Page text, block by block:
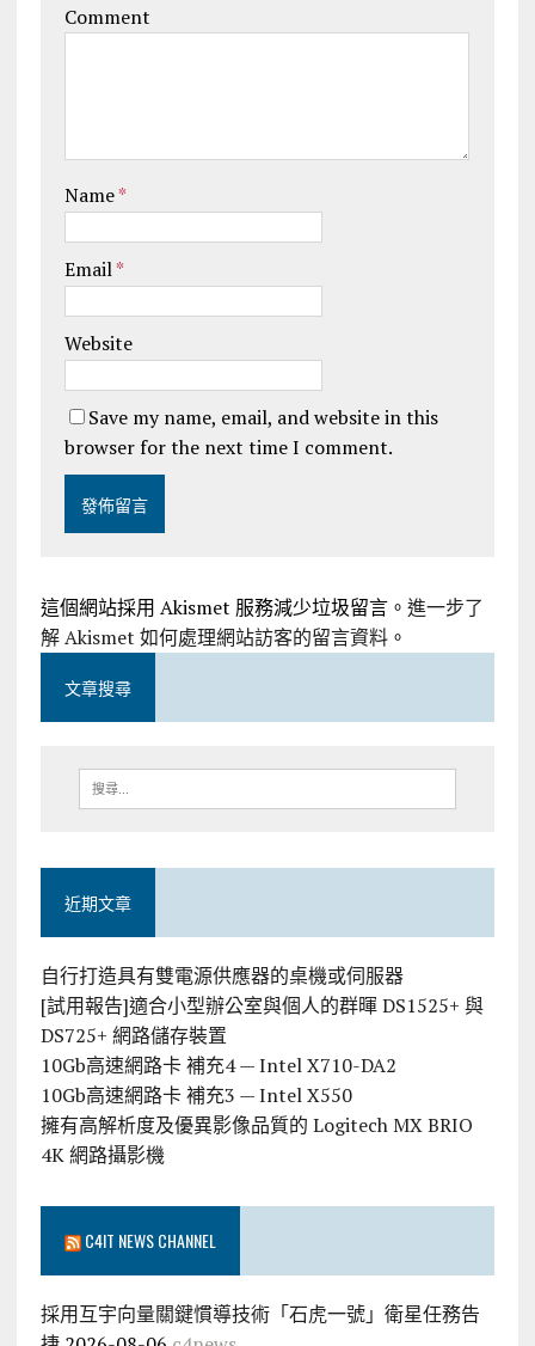
Comment
Name*
Email*
Website
Save my name, email, and website in this
browser for the next time I comment.
這個網站採用 Akismet 服務減少垃圾留言。 進一步了
解 Akismet 如何處理網站訪客的留言資料。
文章搜尋
近期文章
自行打造具有雙電源供應器的桌機或伺服器
[試用報告]適合小型辦公室與個人的群暉 DS1525+ 與
DS725+ 網路儲存裝置
10Gb高速網路卡 補充4 — Intel X710-DA2
10Gb高速網路卡 補充3 — Intel X550
擁有高解析度及優異影像品質的 Logitech MX BRIO
4K 網路攝影機
C4IT NEWS CHANNEL
採用互宇向量關鍵慣導技術「石虎一號」衛星任務告